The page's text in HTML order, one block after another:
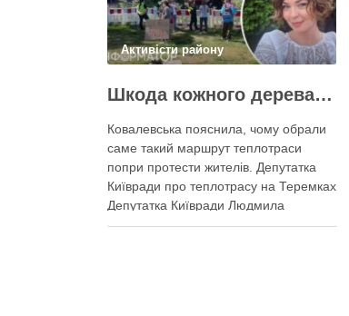
Активісти району
Шкода кожного дерева на Теремках, але тепло мають подати в 400 будинків – депутатка Київради
Ковалевська пояснила, чому обрали
саме такий маршрут теплотраси
попри протести жителів. Депутатка
Київради про теплотрасу на Теремках
Депутатка Київради Людмила
Ковалевська 6 серпня